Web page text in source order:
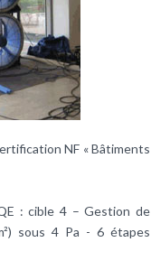
NF « Bâtiments
: cible 4 – Gestion de
sous 4 Pa - 6 étapes